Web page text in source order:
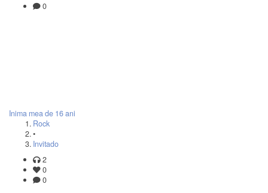
0
Inima mea de 16 ani
Rock
•
Invitado
2
0
0